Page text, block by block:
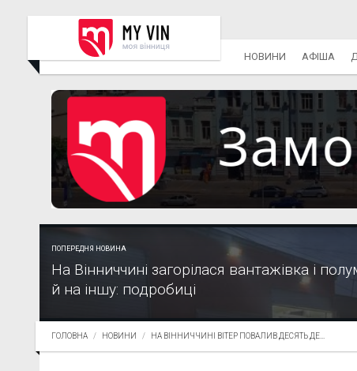
НОВИНИ АФІША
ПОПЕРЕДНЯ НОВИНА
На Вінниччині загорілася вантажівка і
й на іншу: подробиці
ГОЛОВНА НОВИНИ НА ВІННИЧЧИНІ ВІТЕР ПОВАЛИВ ДЕСЯТЬ ДЕ...